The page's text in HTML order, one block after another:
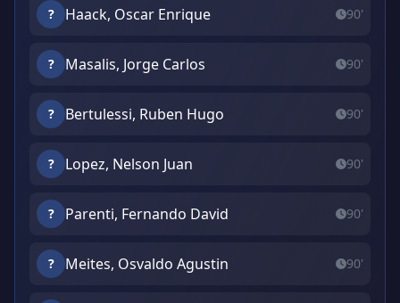
? Haack, Oscar Enrique 90'
? Masalis, Jorge Carlos 90'
? Bertulessi, Ruben Hugo 90'
? Lopez, Nelson Juan 90'
? Parenti, Fernando David 90'
? Meites, Osvaldo Agustin 90'